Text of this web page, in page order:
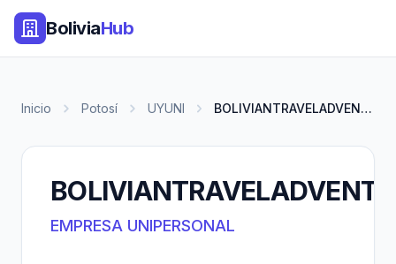
BoliviaHub
Inicio Potosí UYUNI BOLIVIANTRAVELADVENTURS
EMPRESA UNIPERSONAL